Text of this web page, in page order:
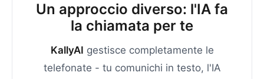
Un approccio diverso: l'IA fa
la chiamata per te
KallyAI gestisce completamente le
telefonate - tu comunichi in testo, l'IA